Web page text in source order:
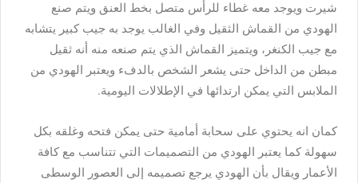
شيرت ويوجد معه غطاء للرأس متصل بخط العنق ويتم صنع
الهودي من القماش الثقيل وفي الغالب يوجد به جيب كبير يتشابه
مع جيب الكنغر، ويتميز القماش الذي يتم صنعه منه أنه ثقيل
مبطن من الداخل حتى يشعر الشخص بالدفء ويعتبر الهودي من
الملابس التي يمكن ارتدائها في الإطلالات اليومية.
كمان انه يحتوي على سحابة أمامية حتى يمكن فتحه وغلقه بكل
سهولة كما يعتبر الهودي من التصميمات التي تتناسب مع كافة
الأعمار ويقال بأن الهودي يرجع تصميمه إلى العصور الوسطى